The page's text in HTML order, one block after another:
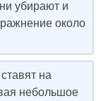
убирают и
около
на
небольшое